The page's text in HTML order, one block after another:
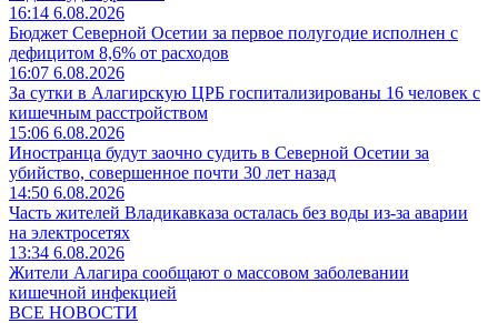
16:14 6.08.2026
Бюджет Северной Осетии за первое полугодие исполнен с
дефицитом 8,6% от расходов
16:07 6.08.2026
За сутки в Алагирскую ЦРБ госпитализированы 16 человек с
кишечным расстройством
15:06 6.08.2026
Иностранца будут заочно судить в Северной Осетии за
убийство, совершенное почти 30 лет назад
14:50 6.08.2026
Часть жителей Владикавказа осталась без воды из-за аварии
на электросетях
13:34 6.08.2026
Жители Алагира сообщают о массовом заболевании
кишечной инфекцией
ВСЕ НОВОСТИ